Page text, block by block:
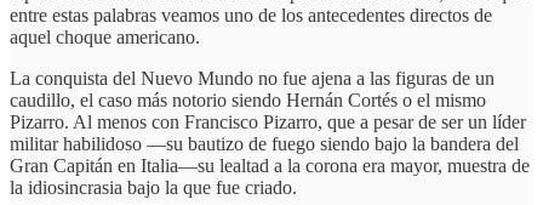
entre estas palabras veamos uno de los antecedentes directos de
aquel choque americano.
La conquista del Nuevo Mundo no fue ajena a las figuras de un
caudillo, el caso más notorio siendo Hernán Cortés o el mismo
Pizarro. Al menos con Francisco Pizarro, que a pesar de ser un líder
militar habilidoso —su bautizo de fuego siendo bajo la bandera del
Gran Capitán en Italia—su lealtad a la corona era mayor, muestra de
la idiosincrasia bajo la que fue criado.